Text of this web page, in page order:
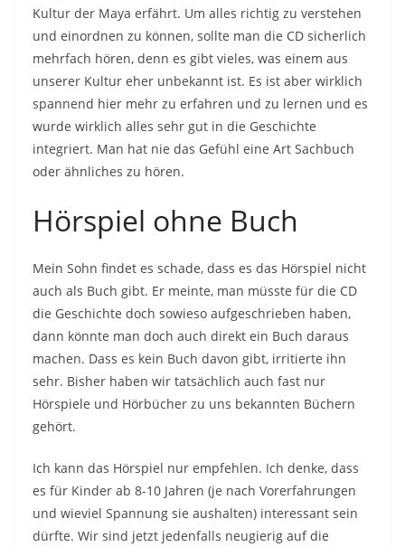
Kultur der Maya erfährt. Um alles richtig zu verstehen
und einordnen zu können, sollte man die CD sicherlich
mehrfach hören, denn es gibt vieles, was einem aus
unserer Kultur eher unbekannt ist. Es ist aber wirklich
spannend hier mehr zu erfahren und zu lernen und es
wurde wirklich alles sehr gut in die Geschichte
integriert. Man hat nie das Gefühl eine Art Sachbuch
oder ähnliches zu hören.
Hörspiel ohne Buch
Mein Sohn findet es schade, dass es das Hörspiel nicht
auch als Buch gibt. Er meinte, man müsste für die CD
die Geschichte doch sowieso aufgeschrieben haben,
dann könnte man doch auch direkt ein Buch daraus
machen. Dass es kein Buch davon gibt, irritierte ihn
sehr. Bisher haben wir tatsächlich auch fast nur
Hörspiele und Hörbücher zu uns bekannten Büchern
gehört.
Ich kann das Hörspiel nur empfehlen. Ich denke, dass
es für Kinder ab 8-10 Jahren (je nach Vorerfahrungen
und wieviel Spannung sie aushalten) interessant sein
dürfte. Wir sind jetzt jedenfalls neugierig auf die